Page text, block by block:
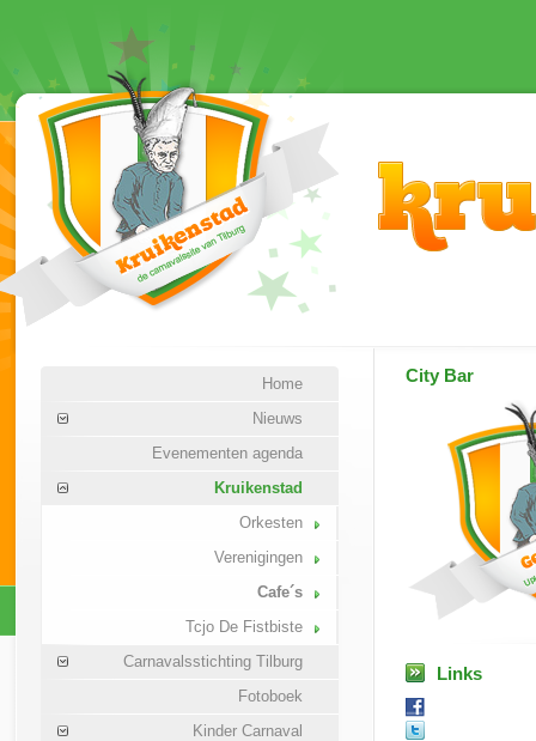
Home
Nieuws
Evenementen agenda
Kruikenstad
Orkesten
Verenigingen
Cafe´s
Tcjo De Fistbiste
Carnavalsstichting Tilburg
Fotoboek
Kinder Carnaval
City Bar
Links